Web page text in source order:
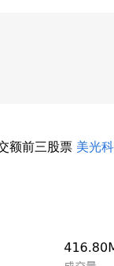
额前三股票 美光